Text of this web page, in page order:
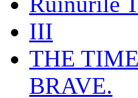
III
THE
BRAVE.